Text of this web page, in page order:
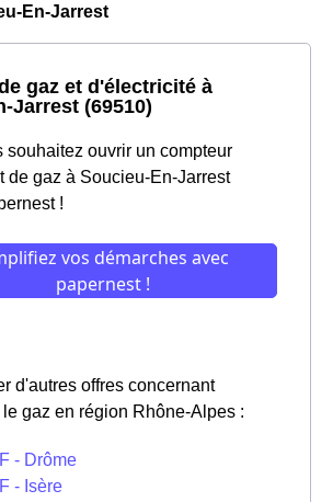
En-Jarrest
gaz et d'électricité à
Jarrest (69510)
souhaitez ouvrir un compteur
de gaz à Soucieu-En-Jarrest
!
d'autres offres concernant
le gaz en région Rhône-Alpes :
- Drôme
- Isère